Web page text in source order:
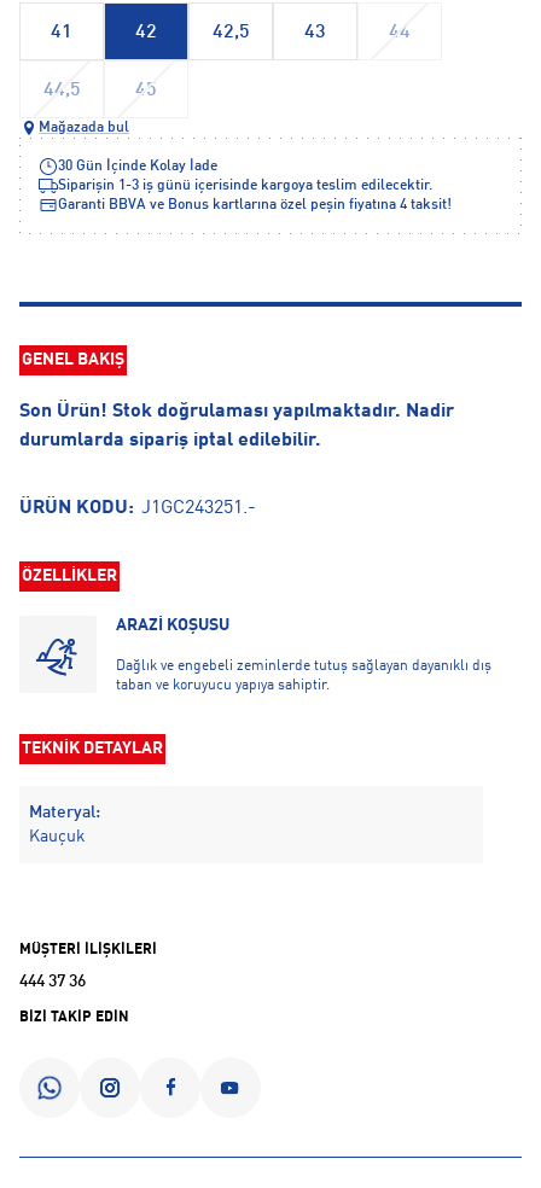
41 42 42,5 43 44
44,5 45
Mağazada bul
30 Gün İçinde Kolay İade
Siparişin 1-3 iş günü içerisinde kargoya teslim edilecektir.
Garanti BBVA ve Bonus kartlarına özel peşin fiyatına 4 taksit!
GENEL BAKIŞ
Son Ürün! Stok doğrulaması yapılmaktadır. Nadir
durumlarda sipariş iptal edilebilir.
ÜRÜN KODU: J1GC243251.-
ÖZELLİKLER
ARAZİ KOŞUSU
Dağlık ve engebeli zeminlerde tutuş sağlayan dayanıklı dış
taban ve koruyucu yapıya sahiptir.
TEKNİK DETAYLAR
Materyal:
Kauçuk
MÜŞTERİ İLİŞKİLERİ
444 37 36
BİZİ TAKİP EDİN